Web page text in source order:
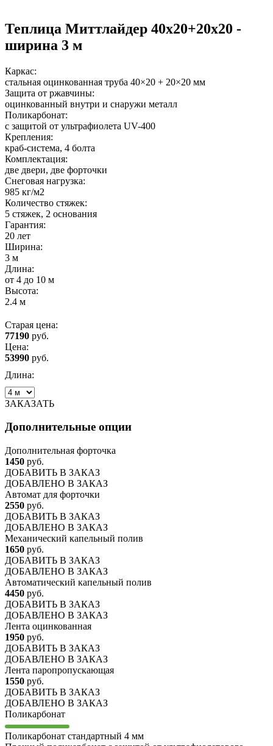
Теплица Миттлайдер 40х20+20х20 -
ширина 3 м
Каркас:
стальная оцинкованная труба 40×20 + 20×20 мм
Защита от ржавчины:
оцинкованный внутри и снаружи металл
Поликарбонат:
с защитой от ультрафиолета UV-400
Крепления:
краб-система, 4 болта
Комплектация:
две двери, две форточки
Снеговая нагрузка:
985 кг/м2
Количество стяжек:
5 стяжек, 2 основания
Гарантия:
20 лет
Ширина:
3 м
Длина:
от 4 до 10 м
Высота:
2.4 м
Старая цена:
77190 руб.
Цена:
53990 руб.
Длина:
ЗАКАЗАТЬ
Дополнительные опции
Дополнительная форточка
1450 руб.
ДОБАВИТЬ В ЗАКАЗ
ДОБАВЛЕНО В ЗАКАЗ
Автомат для форточки
2550 руб.
ДОБАВИТЬ В ЗАКАЗ
ДОБАВЛЕНО В ЗАКАЗ
Механический капельный полив
1650 руб.
ДОБАВИТЬ В ЗАКАЗ
ДОБАВЛЕНО В ЗАКАЗ
Автоматический капельный полив
4450 руб.
ДОБАВИТЬ В ЗАКАЗ
ДОБАВЛЕНО В ЗАКАЗ
Лента оцинкованная
1950 руб.
ДОБАВИТЬ В ЗАКАЗ
ДОБАВЛЕНО В ЗАКАЗ
Лента паропропускающая
1550 руб.
ДОБАВИТЬ В ЗАКАЗ
ДОБАВЛЕНО В ЗАКАЗ
Поликарбонат
Поликарбонат стандартный 4 мм